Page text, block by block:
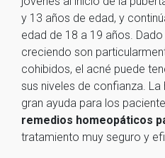
y 13 años de edad, y
edad de 18 a 19 años.
creciendo son
cohibidos, el acné puede
sus niveles de confianza.
gran ayuda para los
remedios homeopáticos
tratamiento muy seguro y